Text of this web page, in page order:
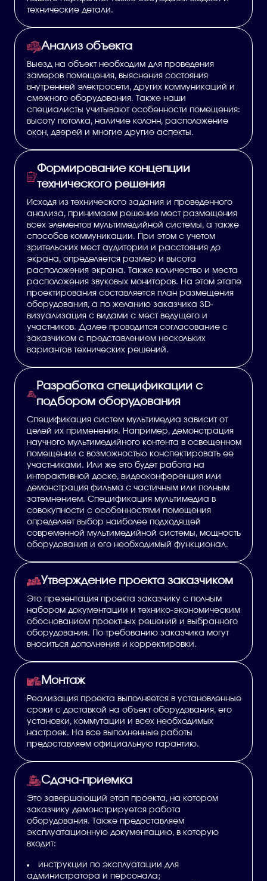
технические детали.
Анализ объекта
Выезд на объект необходим для проведения
замеров помещения, выяснения состояния
внутренней электросети, других коммуникаций и
смежного оборудования. Также наши
специалисты учитывают особенности помещения:
высоту потолка, наличие колонн, расположение
окон, дверей и многие другие аспекты.
Формирование концепции
технического решения
Исходя из технического задания и проведенного
анализа, принимаем решение мест размещения
всех элементов мультимедийной системы, а также
способов коммуникации. При этом с учетом
зрительских мест аудитории и расстояния до
экрана, определяется размер и высота
расположения экрана. Также количество и места
расположения звуковых мониторов. На этом этапе
проектирования составляется план размещения
оборудования, а по желанию заказчика 3D-
визуализация с видами с мест ведущего и
участников. Далее проводится согласование с
заказчиком с представлением нескольких
вариантов технических решений.
Разработка спецификации с
подбором оборудования
Спецификация систем мультимедиа зависит от
целей их применения. Например, демонстрация
научного мультимедийного контента в освещенном
помещении с возможностью конспектировать ее
участниками. Или же это будет работа на
интерактивной доске, видеоконференция или
демонстрация фильма с частичным или полным
затемнением. Спецификация мультимедиа в
совокупности с особенностями помещения
определяет выбор наиболее подходящей
современной мультимедийной системы, мощность
оборудования и его необходимый функционал.
Утверждение проекта заказчиком
Это презентация проекта заказчику с полным
набором документации и технико-экономическим
обоснованием проектных решений и выбранного
оборудования. По требованию заказчика могут
вноситься дополнения и корректировки.
Монтаж
Реализация проекта выполняется в установленные
сроки с доставкой на объект оборудования, его
установки, коммутации и всех необходимых
настроек. На все выполненные работы
предоставляем официальную гарантию.
Сдача-приемка
Это завершающий этап проекта, на котором
заказчику демонстрируется работа
оборудования. Также предоставляем
эксплуатационную документацию, в которую
входит:
инструкции по эксплуатации для
администратора и персонала;